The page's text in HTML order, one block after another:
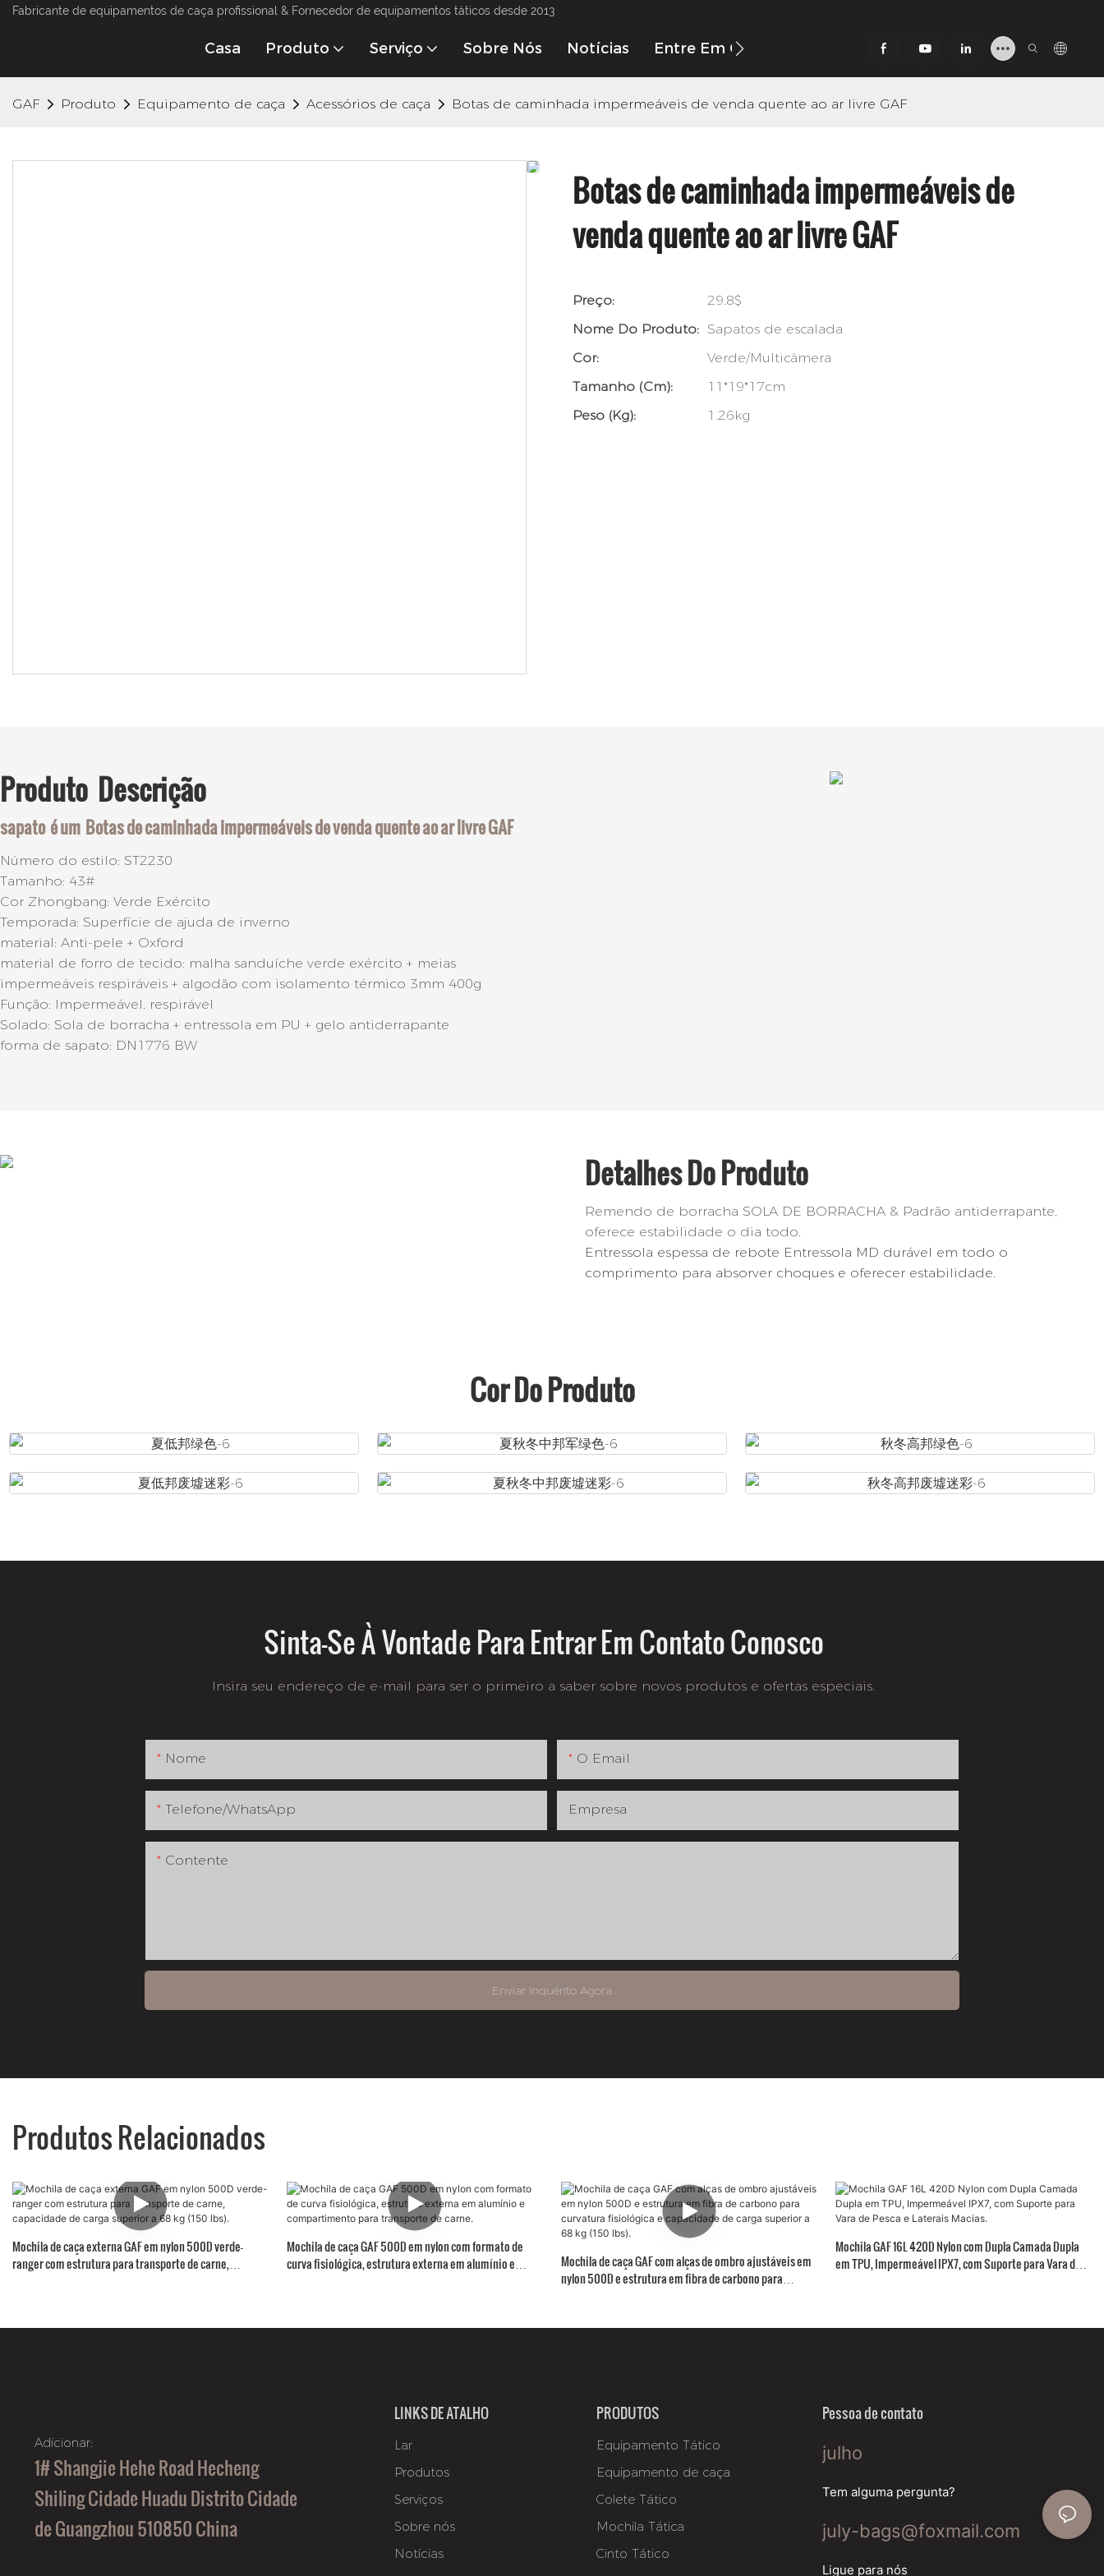
Fabricante de equipamentos de caça profissional & Fornecedor de equipamentos táticos desde 2013
Casa Produto Serviço Sobre Nós Notícias Entre Em Contato Conosco
GAF Produto Equipamento de caça Acessórios de caça Botas de caminhada impermeáveis ​​de venda quente ao ar livre GAF
Botas de caminhada impermeáveis ​​de
venda quente ao ar livre GAF
Preço:
29.8$
Nome Do Produto: Sapatos de escalada
Cor:
Verde/Multicâmera
Tamanho (cm):
11*19*17cm
Peso (kg):
1.26kg
Produto Descrição
sapato é um Botas de caminhada impermeáveis ​​de venda quente ao ar livre GAF
Número do estilo: ST2230
Tamanho: 43#
Cor Zhongbang: Verde Exército
Temporada: Superfície de ajuda de inverno
material: Anti-pele + Oxford
material de forro de tecido: malha sanduíche verde exército + meias
impermeáveis ​​respiráveis ​​+ algodão com isolamento térmico 3mm 400g
Função: Impermeável, respirável
Solado: Sola de borracha + entressola em PU + gelo antiderrapante
forma de sapato: DN1776 BW
Detalhes Do Produto
Remendo de borracha SOLA DE BORRACHA & Padrão antiderrapante,
oferece estabilidade o dia todo.
Entressola espessa de rebote Entressola MD durável em todo o
comprimento para absorver choques e oferecer estabilidade.
Cor Do Produto
Sinta-Se À Vontade Para Entrar Em Contato Conosco
Insira seu endereço de e-mail para ser o primeiro a saber sobre novos produtos e ofertas especiais.
Nome O Email
Telefone/whatsApp Empresa
Contente
Enviar Inquérito Agora
Produtos Relacionados
Mochila de caça externa GAF em nylon 500D verde-
ranger com estrutura para transporte de carne,
Mochila de caça GAF 500D em nylon com formato de
curva fisiológica, estrutura externa em alumínio e
Mochila de caça GAF com alças de ombro ajustáveis ​​em
nylon 500D e estrutura em fibra de carbono para
Mochila GAF 16L 420D Nylon com Dupla Camada Dupla
em TPU, Impermeável IPX7, com Suporte para Vara de
Adicionar:
1# Shangjie Hehe Road Hecheng
Shiling Cidade Huadu Distrito Cidade
de Guangzhou 510850 China
LINKS DE ATALHO
Lar
Produtos
Serviços
Sobre nós
Notícias
PRODUTOS
Equipamento Tático
Equipamento de caça
Colete Tático
Mochila Tática
Cinto Tático
Pessoa de contato
julho
Tem alguma pergunta?
july-bags@foxmail.com
Ligue para nós